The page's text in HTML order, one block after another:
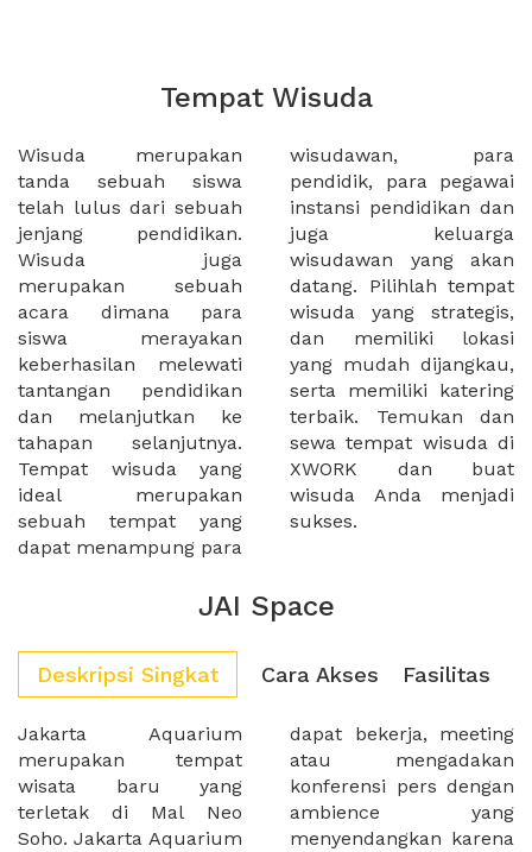
Tempat Wisuda
Wisuda merupakan
tanda sebuah siswa
telah lulus dari sebuah
jenjang pendidikan.
Wisuda juga
merupakan sebuah
acara dimana para
siswa merayakan
keberhasilan melewati
tantangan pendidikan
dan melanjutkan ke
tahapan selanjutnya.
Tempat wisuda yang
ideal merupakan
sebuah tempat yang
dapat menampung para
wisudawan, para
pendidik, para pegawai
instansi pendidikan dan
juga keluarga
wisudawan yang akan
datang. Pilihlah tempat
wisuda yang strategis,
dan memiliki lokasi
yang mudah dijangkau,
serta memiliki katering
terbaik. Temukan dan
sewa tempat wisuda di
XWORK dan buat
wisuda Anda menjadi
sukses.
JAI Space
Deskripsi Singkat Cara Akses Fasilitas
Jakarta Aquarium
merupakan tempat
wisata baru yang
terletak di Mal Neo
Soho. Jakarta Aquarium
dapat bekerja, meeting
atau mengadakan
konferensi pers dengan
ambience yang
menyendangkan karena